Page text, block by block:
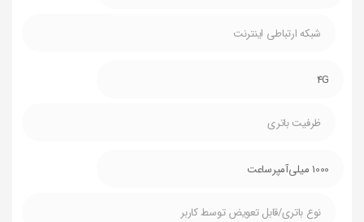
شبکه ارتباطی اینترنت
4G
ظرفیت باتری
1000 میلی‌آمپرساعت
نوع باتری/قابل تعویض توسط کاربر